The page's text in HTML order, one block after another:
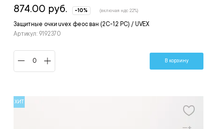
Защитные очки uvex феос ван (2С-1,2 PC) / UVEX
Артикул: 9192370
874.00 руб. -10% (включая ндс 22%)
В корзину
ХИТ